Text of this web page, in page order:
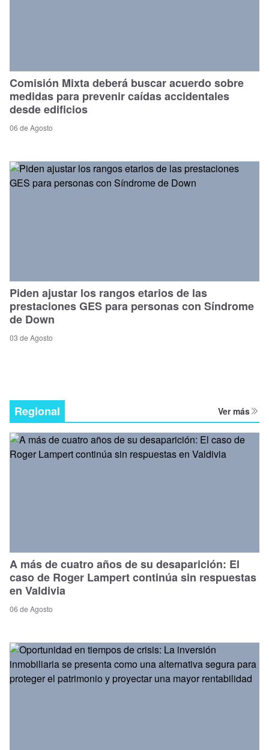
Comisión Mixta deberá buscar acuerdo sobre
medidas para prevenir caídas accidentales
desde edificios
06 de Agosto
Piden ajustar los rangos etarios de las
prestaciones GES para personas con Síndrome
de Down
03 de Agosto
Regional Ver más
A más de cuatro años de su desaparición: El
caso de Roger Lampert continúa sin respuestas
en Valdivia
06 de Agosto